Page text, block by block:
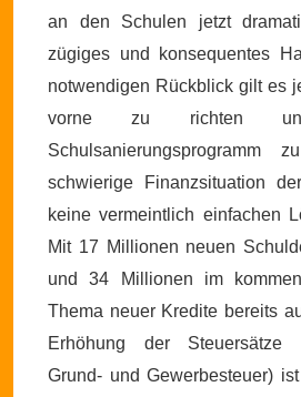
an den Schulen jetzt
zügiges und konsequentes
notwendigen Rückblick gilt es
vorne zu richten
Schulsanierungsprogramm
schwierige Finanzsituation
keine vermeintlich einfachen
Mit 17 Millionen neuen
und 34 Millionen im
Thema neuer Kredite bereits
Erhöhung der Steuersätze
Grund- und Gewerbesteuer)